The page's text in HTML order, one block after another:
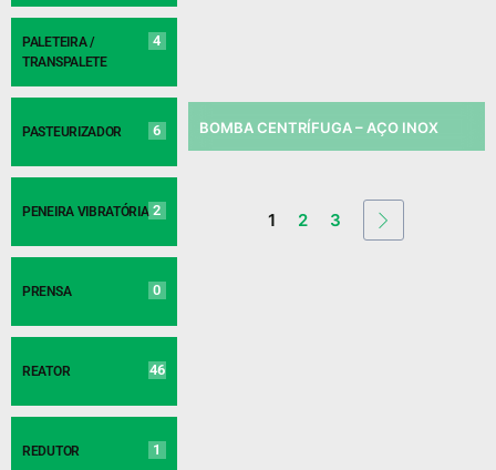
PALETEIRA /
TRANSPALETE
4
PASTEURIZADOR 6
PENEIRA VIBRATÓRIA 2
PRENSA 0
REATOR 46
REDUTOR 1
BOMBA CENTRÍFUGA – AÇO INOX
1 2 3